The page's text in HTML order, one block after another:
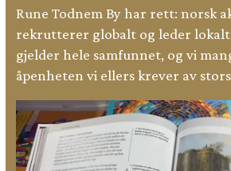
Rune Todnem By har rett: norsk
rekrutterer globalt og leder
gjelder hele samfunnet, og vi
åpenheten vi ellers krever av